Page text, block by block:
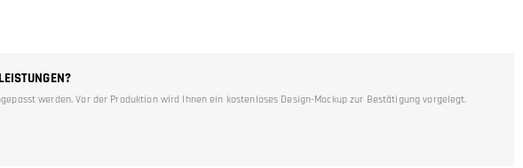
werden. Vor der Produktion wird Ihnen ein kostenloses Design-Mockup zur Bestätigung vorgelegt.